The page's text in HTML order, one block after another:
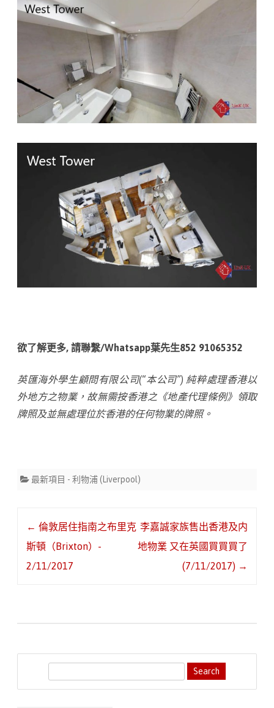
欲了解更多, 請聯繫/Whatsapp葉先生852 91065352
英匯海外學生顧問有限公司(“本公司”) 純粹處理香港以
外地方之物業，故無需按香港之《地產代理條例》領取
牌照及並無處理位於香港的任何物業的牌照。
最新項目 - 利物浦 (Liverpool)
← 倫敦居住指南之布里克
斯頓（Brixton）-
2/11/2017
李嘉誠家族售出香港及内
地物業 又在英國買買買了
(7/11/2017) →